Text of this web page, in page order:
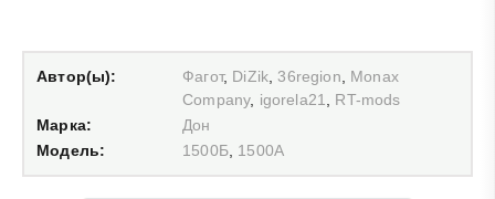
Автор(ы): Фагот, DiZik, 36region, Monax
Сompany, igorela21, RT-mods
Марка:
Дон
Модель:
1500Б, 1500А